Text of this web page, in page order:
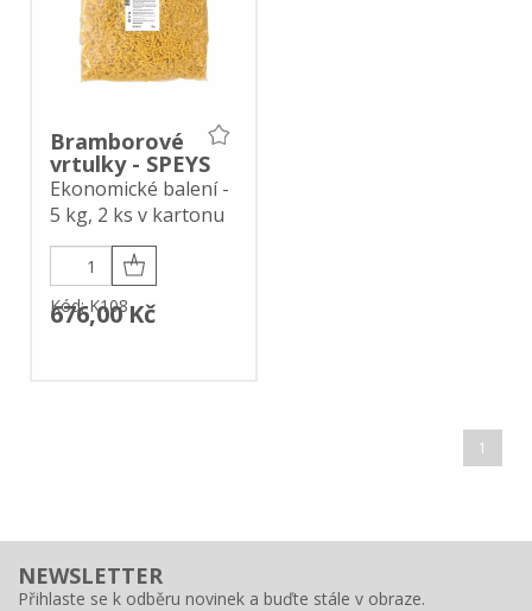
Bramborové
vrtulky - SPEYS
Ekonomické balení -
5 kg, 2 ks v kartonu
676,00 Kč
Kód: K108
1
NEWSLETTER
Přihlaste se k odběru novinek a buďte stále v obraze.